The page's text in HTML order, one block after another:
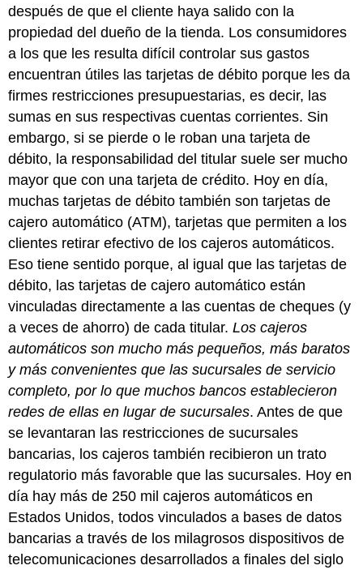
después de que el cliente haya salido con la
propiedad del dueño de la tienda. Los consumidores
a los que les resulta difícil controlar sus gastos
encuentran útiles las tarjetas de débito porque les da
firmes restricciones presupuestarias, es decir, las
sumas en sus respectivas cuentas corrientes. Sin
embargo, si se pierde o le roban una tarjeta de
débito, la responsabilidad del titular suele ser mucho
mayor que con una tarjeta de crédito. Hoy en día,
muchas tarjetas de débito también son tarjetas de
cajero automático (ATM), tarjetas que permiten a los
clientes retirar efectivo de los cajeros automáticos.
Eso tiene sentido porque, al igual que las tarjetas de
débito, las tarjetas de cajero automático están
vinculadas directamente a las cuentas de cheques (y
a veces de ahorro) de cada titular.Los cajeros
automáticos son mucho más pequeños, más baratos
y más convenientes que las sucursales de servicio
completo, por lo que muchos bancos establecieron
redes de ellas en lugar de sucursales. Antes de que
se levantaran las restricciones de sucursales
bancarias, los cajeros también recibieron un trato
regulatorio más favorable que las sucursales. Hoy en
día hay más de 250 mil cajeros automáticos en
Estados Unidos, todos vinculados a bases de datos
bancarias a través de los milagrosos dispositivos de
telecomunicaciones desarrollados a finales del siglo